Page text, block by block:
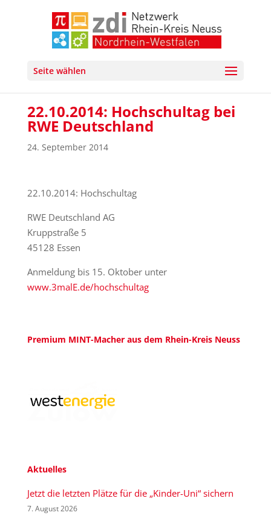
Seite wählen
22.10.2014: Hochschultag bei
RWE Deutschland
24. September 2014
22.10.2014: Hochschultag
RWE Deutschland AG
Kruppstraße 5
45128 Essen
Anmeldung bis 15. Oktober unter
www.3malE.de/hochschultag
Premium MINT-Macher aus dem Rhein-Kreis Neuss
Aktuelles
Jetzt die letzten Plätze für die „Kinder-Uni“ sichern
7. August 2026